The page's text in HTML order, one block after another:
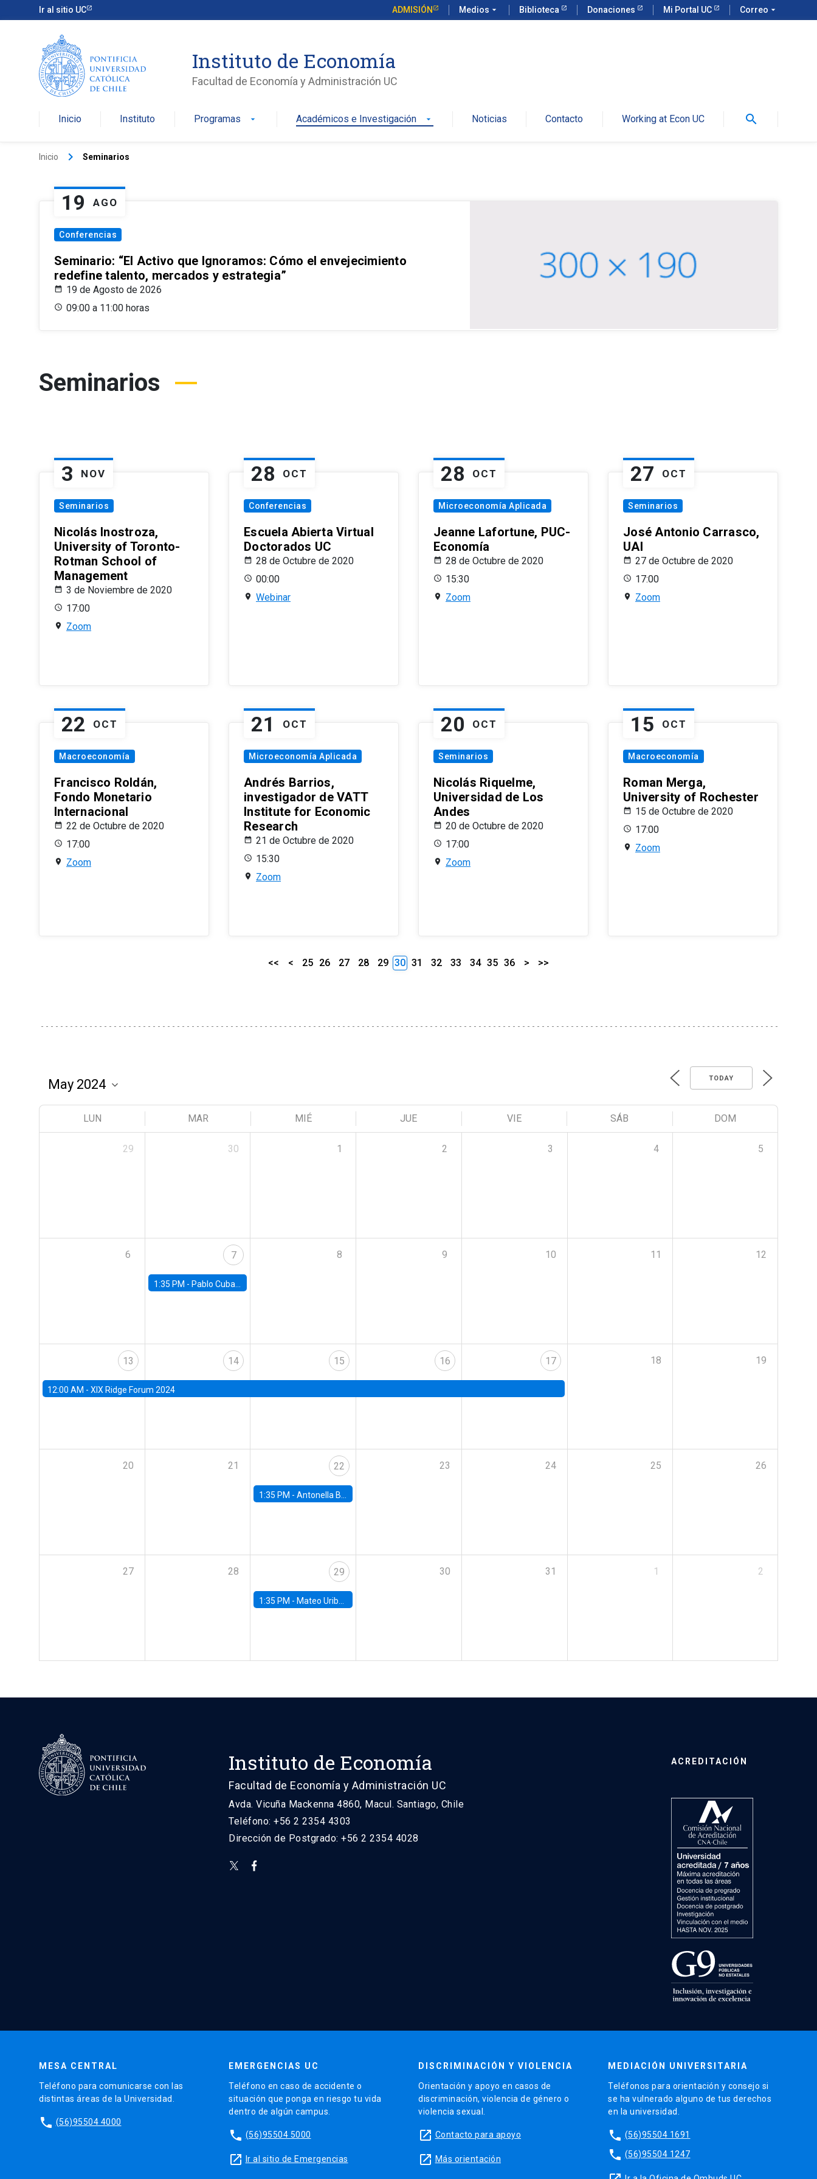
Ir al sitio UC ADMISIÓN Medios arrow_drop_down Biblioteca Donaciones Mi Portal UC Correo arrow_drop_down
Instituto de Economía
Facultad de Economía y Administración UC
Inicio Instituto Programas arrow_drop_down Académicos e Investigación arrow_drop_down Noticias Contacto Working at Econ UC search
Inicio keyboard_arrow_right Seminarios
19 AGO
Conferencias
Seminario: “El Activo que Ignoramos: Cómo el envejecimiento
redefine talento, mercados y estrategia”
19 de Agosto de 2026
09:00 a 11:00 horas
Seminarios
3 NOV
Seminarios
Nicolás Inostroza,
University of Toronto-
Rotman School of
Management
3 de Noviembre de 2020
17:00
Zoom
28 OCT
Conferencias
Escuela Abierta Virtual
Doctorados UC
28 de Octubre de 2020
00:00
Webinar
28 OCT
Microeconomía Aplicada
Jeanne Lafortune, PUC-
Economía
28 de Octubre de 2020
15:30
Zoom
27 OCT
Seminarios
José Antonio Carrasco,
UAI
27 de Octubre de 2020
17:00
Zoom
22 OCT
Macroeconomía
Francisco Roldán,
Fondo Monetario
Internacional
22 de Octubre de 2020
17:00
Zoom
21 OCT
Microeconomía Aplicada
Andrés Barrios,
investigador de VATT
Institute for Economic
Research
21 de Octubre de 2020
15:30
Zoom
20 OCT
Seminarios
Nicolás Riquelme,
Universidad de Los
Andes
20 de Octubre de 2020
17:00
Zoom
15 OCT
Macroeconomía
Roman Merga,
University of Rochester
15 de Octubre de 2020
17:00
Zoom
<< < 25 26 27 28 29 30 31 32 33 34 35 36 > >>
TODAY
LUN MAR MIÉ JUE VIE SÁB DOM
29 30 1 2 3 4 5
6 7
1:35 PM - Pablo Cuba, FED Board
8 9 10 11 12
13
12:00 AM - XIX Ridge Forum 2024
14 15 16 17 18 19
20 21 22
1:35 PM -Antonella Bancalari, Institute for Fiscal Studies (IFS) and Research Associate at University College London (UCL)
23 24 25 26
27 28 29
1:35 PM - Mateo Uribe-Castro, Universidad de los Andes (Colombia)
30 31 1 2
Instituto de Economía
Facultad de Economía y Administración UC
Avda. Vicuña Mackenna 4860, Macul. Santiago, Chile
Teléfono: +56 2 2354 4303
Dirección de Postgrado: +56 2 2354 4028
ACREDITACIÓN
MESA CENTRAL
Teléfono para comunicarse con las
distintas áreas de la Universidad.
phone (56)95504 4000
EMERGENCIAS UC
Teléfono en caso de accidente o
situación que ponga en riesgo tu vida
dentro de algún campus.
phone (56)95504 5000
launch Ir al sitio de Emergencias
DISCRIMINACIÓN Y VIOLENCIA
Orientación y apoyo en casos de
discriminación, violencia de género o
violencia sexual.
launch Contacto para apoyo
launch Más orientación
MEDIACIÓN UNIVERSITARIA
Teléfonos para orientación y consejo si
se ha vulnerado alguno de tus derechos
en la universidad.
phone (56)95504 1691
phone (56)95504 1247